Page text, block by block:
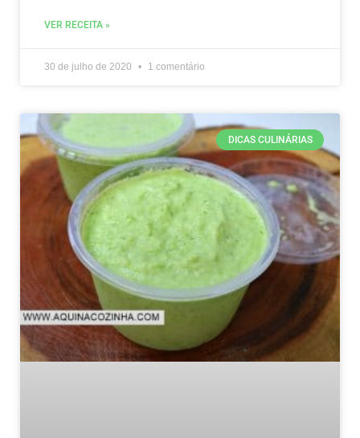
VER RECEITA »
30 de julho de 2020 1 comentário
DICAS CULINÁRIAS